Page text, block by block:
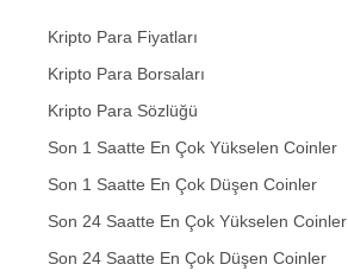
Kripto Para Fiyatları
Kripto Para Borsaları
Kripto Para Sözlüğü
Son 1 Saatte En Çok Yükselen Coinler
Son 1 Saatte En Çok Düşen Coinler
Son 24 Saatte En Çok Yükselen Coinler
Son 24 Saatte En Çok Düşen Coinler